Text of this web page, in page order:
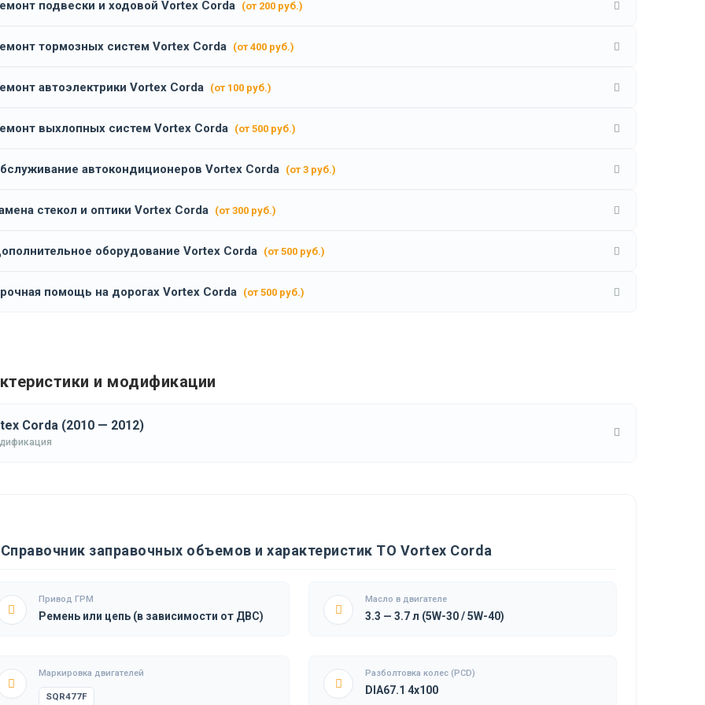
подвески и ходовой Vortex Corda (от 200 руб.)
тормозных систем Vortex Corda (от 400 руб.)
автоэлектрики Vortex Corda (от 100 руб.)
выхлопных систем Vortex Corda (от 500 руб.)
автокондиционеров Vortex Corda (от 3 руб.)
стекол и оптики Vortex Corda (от 300 руб.)
оборудование Vortex Corda (от 500 руб.)
помощь на дорогах Vortex Corda (от 500 руб.)
и модификации
Corda (2010 — 2012)
Справочник заправочных объемов и характеристик ТО Vortex Corda
Привод ГРМ
Ремень или цепь (в зависимости от ДВС)
Масло в двигателе
3.3 — 3.7 л (5W-30 / 5W-40)
Маркировка двигателей
SQR477F
Разболтовка колес (PCD)
DIA67.1 4x100